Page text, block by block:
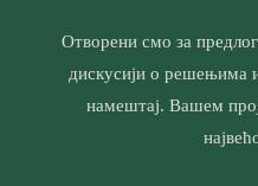
Отворени смо за
дискусији о решењима
намештај. Вашем